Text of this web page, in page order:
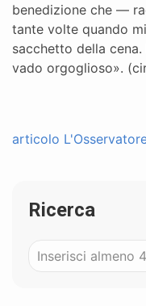
benedizione che —
tante volte quando
sacchetto della
vado orgoglioso».
articolo
Ricerca